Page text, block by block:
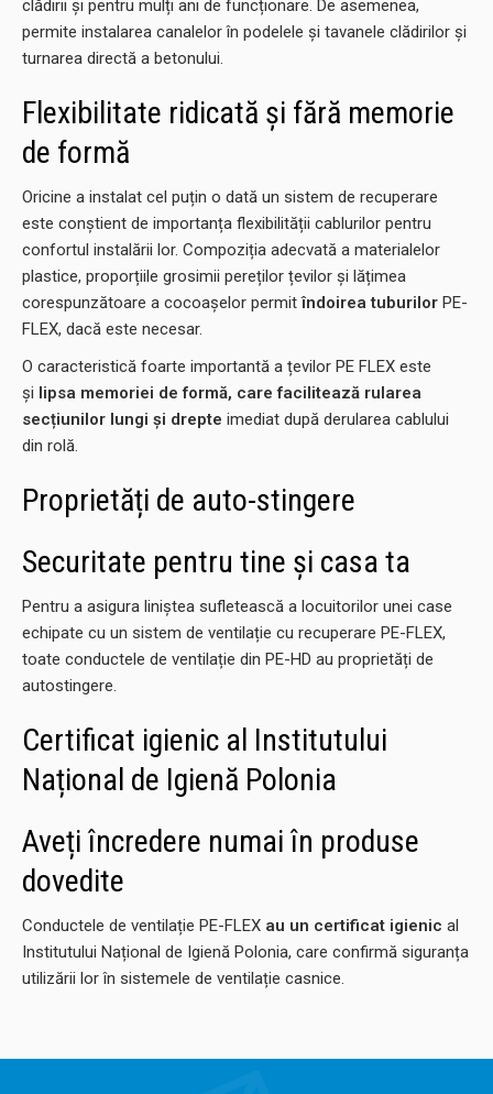
clădirii și pentru mulți ani de funcționare. De asemenea,
permite instalarea canalelor în podelele și tavanele clădirilor și
turnarea directă a betonului.
Flexibilitate ridicată și fără memorie
de formă
Oricine a instalat cel puțin o dată un sistem de recuperare
este conștient de importanța flexibilității cablurilor pentru
confortul instalării lor. Compoziția adecvată a materialelor
plastice, proporțiile grosimii pereților țevilor și lățimea
corespunzătoare a cocoașelor permitîndoirea tuburilor PE-
FLEX, dacă este necesar.
O caracteristică foarte importantă a țevilor PE FLEX este
și lipsa memoriei de formă, care facilitează rularea
secțiunilor lungi și drepte imediat după derularea cablului
din rolă.
Proprietăți de auto-stingere
Securitate pentru tine și casa ta
Pentru a asigura liniștea sufletească a locuitorilor unei case
echipate cu un sistem de ventilație cu recuperare PE-FLEX,
toate conductele de ventilație din PE-HD au proprietăți de
autostingere.
Certificat igienic al Institutului
Național de Igienă Polonia
Aveți încredere numai în produse
dovedite
Conductele de ventilație PE-FLEX au un certificat igienic al
Institutului Național de Igienă Polonia, care confirmă siguranța
utilizării lor în sistemele de ventilație casnice.